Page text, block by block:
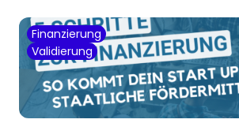
Finanzierung
Validierung